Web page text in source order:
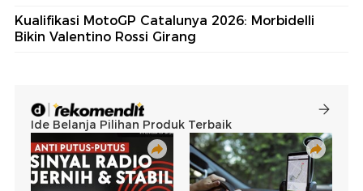
Kualifikasi MotoGP Catalunya 2026: Morbidelli
Bikin Valentino Rossi Girang